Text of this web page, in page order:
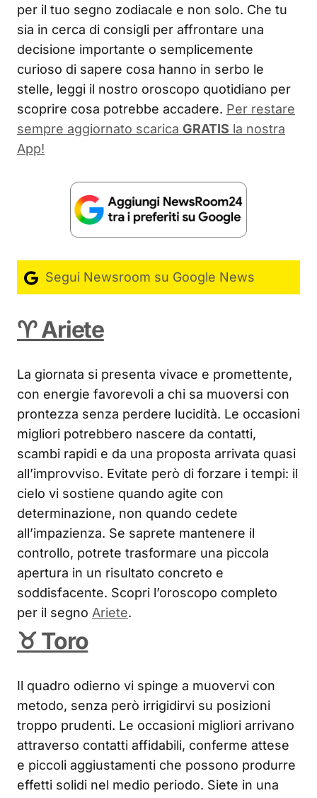
per il tuo segno zodiacale e non solo. Che tu
sia in cerca di consigli per affrontare una
decisione importante o semplicemente
curioso di sapere cosa hanno in serbo le
stelle, leggi il nostro oroscopo quotidiano per
scoprire cosa potrebbe accadere. Per restare
sempre aggiornato scarica GRATIS la nostra
App!
Segui Newsroom su Google News
♈ Ariete
La giornata si presenta vivace e promettente,
con energie favorevoli a chi sa muoversi con
prontezza senza perdere lucidità. Le occasioni
migliori potrebbero nascere da contatti,
scambi rapidi e da una proposta arrivata quasi
all’improvviso. Evitate però di forzare i tempi: il
cielo vi sostiene quando agite con
determinazione, non quando cedete
all’impazienza. Se saprete mantenere il
controllo, potrete trasformare una piccola
apertura in un risultato concreto e
soddisfacente. Scopri l’oroscopo completo
per il segno Ariete.
♉ Toro
Il quadro odierno vi spinge a muovervi con
metodo, senza però irrigidirvi su posizioni
troppo prudenti. Le occasioni migliori arrivano
attraverso contatti affidabili, conferme attese
e piccoli aggiustamenti che possono produrre
effetti solidi nel medio periodo. Siete in una